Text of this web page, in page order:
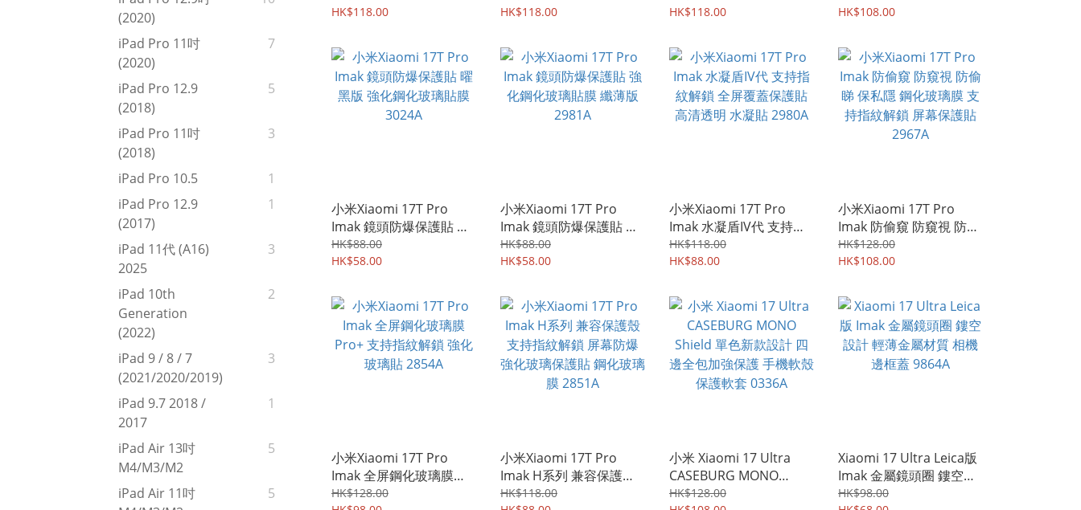
(2020)
iPad Pro 11吋
(2020)
7
iPad Pro 12.9
(2018)
5
iPad Pro 11吋
(2018)
3
iPad Pro 10.5
1
iPad Pro 12.9
(2017)
1
iPad 11代 (A16)
2025
3
iPad 10th
Generation
(2022)
2
iPad 9 / 8 / 7
(2021/2020/2019)
3
iPad 9.7 2018 /
2017
1
iPad Air 13吋
M4/M3/M2
5
iPad Air 11吋
5
手機保護殼 手機套
HK$118.00
手機保護殼 手機套
HK$118.00
邊全包加強保護 手機軟殼
HK$118.00
幕防爆 強化玻璃保護貼
HK$108.00
小米Xiaomi 17T Pro
Imak 鏡頭防爆保護貼 曜
黑版 強化鋼化玻璃貼膜
3024A
HK$88.00
HK$58.00
小米Xiaomi 17T Pro
Imak 鏡頭防爆保護貼 強
化鋼化玻璃貼膜 纖薄版
2981A
HK$88.00
HK$58.00
小米Xiaomi 17T Pro
Imak 水凝盾IV代 支持指
紋解鎖 全屏覆蓋保護貼
高清透明 水凝貼 2980A
HK$118.00
HK$88.00
小米Xiaomi 17T Pro
Imak 防偷窺 防窺視 防偷
睇 保私隱 鋼化玻璃膜 支
持指紋解鎖 屏幕保護貼
HK$128.00
HK$108.00
小米Xiaomi 17T Pro
Imak 全屏鋼化玻璃膜
Pro+ 支持指紋解鎖 強化
HK$128.00
小米Xiaomi 17T Pro
Imak H系列 兼容保護殼
支持指紋解鎖 屏幕防爆
HK$118.00
小米 Xiaomi 17 Ultra
CASEBURG MONO
Shield 單色新款設計 四
HK$128.00
Xiaomi 17 Ultra Leica版
Imak 金屬鏡頭圈 鏤空設
計 輕薄金屬材質 相機邊
HK$98.00